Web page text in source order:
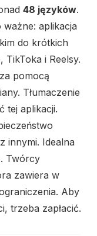
48 języków.
ważne: aplikacja
do krótkich
TikToka i Reelsy.
pomocą
Tłumaczenie
tej aplikacji.
innymi. Idealna
Twórcy
zawiera w
Aby
trzeba zapłacić.